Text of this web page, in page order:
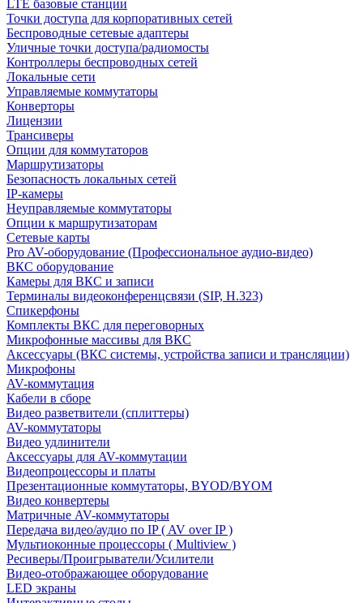
LTE базовые станции
Точки доступа для корпоративных сетей
Беспроводные сетевые адаптеры
Уличные точки доступа/радиомосты
Контроллеры беспроводных сетей
Локальные сети
Управляемые коммутаторы
Конверторы
Лицензии
Трансиверы
Опции для коммутаторов
Маршрутизаторы
Безопасность локальных сетей
IP-камеры
Неуправляемые коммутаторы
Опции к маршрутизаторам
Сетевые карты
Pro AV-оборудование (Профессиональное аудио-видео)
ВКС оборудование
Камеры для ВКС и записи
Терминалы видеоконференцсвязи (SIP, H.323)
Спикерфоны
Комплекты ВКС для переговорных
Микрофонные массивы для ВКС
Аксессуары (ВКС системы, устройства записи и трансляции)
Микрофоны
AV-коммутация
Кабели в сборе
Видео разветвители (сплиттеры)
AV-коммутаторы
Видео удлинители
Аксессуары для AV-коммутации
Видеопроцессоры и платы
Презентационные коммутаторы, BYOD/BYOM
Видео конвертеры
Матричные AV-коммутаторы
Передача видео/аудио по IP ( AV over IP )
Мультиоконные процессоры ( Multiview )
Ресиверы/Проигрыватели/Усилители
Видео-отображающее оборудование
LED экраны